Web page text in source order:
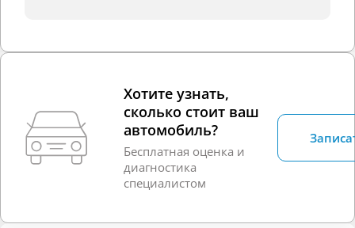
Хотите узнать,
сколько стоит ваш
автомобиль?
Бесплатная оценка и
диагностика
специалистом